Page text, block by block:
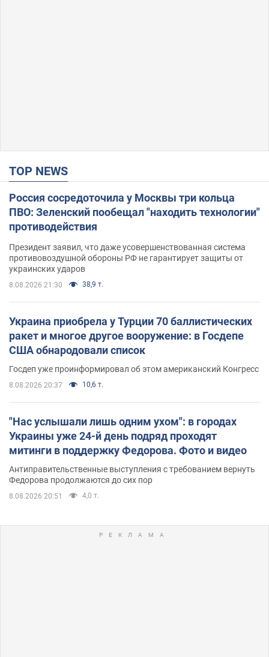
TOP NEWS
Россия сосредоточила у Москвы три кольца
ПВО: Зеленский пообещал "находить технологии"
противодействия
Президент заявил, что даже усовершенствованная система
противовоздушной обороны РФ не гарантирует защиты от
украинских ударов
8.08.2026 21:30 38,9 т.
Украина приобрела у Турции 70 баллистических
ракет и многое другое вооружение: в Госдепе
США обнародовали список
Госдеп уже проинформировал об этом американский Конгресс
8.08.2026 20:37 10,6 т.
"Нас услышали лишь одним ухом": в городах
Украины уже 24-й день подряд проходят
митинги в поддержку Федорова. Фото и видео
Антиправительственные выступления с требованием вернуть
Федорова продолжаются до сих пор
8.08.2026 20:51 4,0 т.